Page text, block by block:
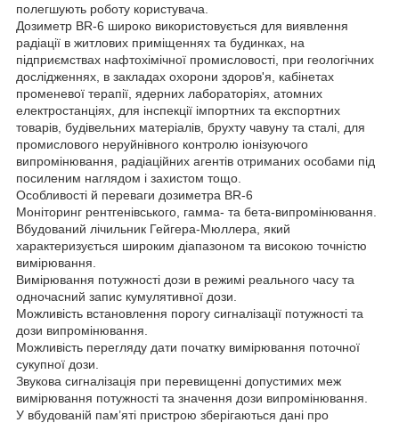
полегшують роботу користувача.
Дозиметр BR-6 широко використовується для виявлення
радіації в житлових приміщеннях та будинках, на
підприємствах нафтохімічної промисловості, при геологічних
дослідженнях, в закладах охорони здоров'я, кабінетах
променевої терапії, ядерних лабораторіях, атомних
електростанціях, для інспекції імпортних та експортних
товарів, будівельних матеріалів, брухту чавуну та сталі, для
промислового неруйнівного контролю іонізуючого
випромінювання, радіаційних агентів отриманих особами під
посиленим наглядом і захистом тощо.
Особливості й переваги дозиметра BR-6
Моніторинг рентгенівського, гамма- та бета-випромінювання.
Вбудований лічильник Гейгера-Мюллера, який
характеризується широким діапазоном та високою точністю
вимірювання.
Вимірювання потужності дози в режимі реального часу та
одночасний запис кумулятивної дози.
Можливість встановлення порогу сигналізації потужності та
дози випромінювання.
Можливість перегляду дати початку вимірювання поточної
сукупної дози.
Звукова сигналізація при перевищенні допустимих меж
вимірювання потужності та значення дози випромінювання.
У вбудованій пам’яті пристрою зберігаються дані про